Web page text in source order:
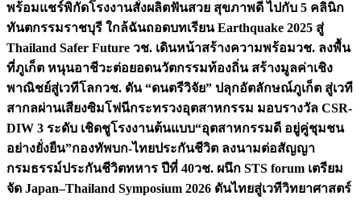
พร้อมแชร์พิกัดโรงงานสั่งผลิตฟันสวย สุขภาพดี ไปกับ 5 คลินิก
ทันตกรรมราชบุรี ใกล้ฉันถอดบทเรียน Earthquake 2025 สู่
Thailand Safer Future วช. เดินหน้าสร้างความพร้อมวช. ลงพื้น
ที่ภูเก็ต หนุนอาชีวะต่อยอดนวัตกรรมท้องถิ่น สร้างมูลค่าเชิง
พาณิชย์สู่เวทีโลกวช. ดัน “ดนตรีวิจัย” ปลุกอัตลักษณ์ภูเก็ต สู่เวที
สากลผ่านเสียงซิมโฟนีกระทรวงอุตสาหกรรม มอบรางวัล CSR-
DIW 3 ระดับ เชิดชูโรงงานต้นแบบ“อุตสาหกรรมดี อยู่คู่ชุมชน
อย่างยั่งยืน”กองทัพบก-ไทยประกันชีวิต ลงนามต่อสัญญา
กรมธรรม์ประกันชีวิตทหาร ปีที่ 40วช. ผนึก STS forum เตรียม
จัด Japan–Thailand Symposium 2026 ดันไทยสู่เวทีวิทยาศาสตร์